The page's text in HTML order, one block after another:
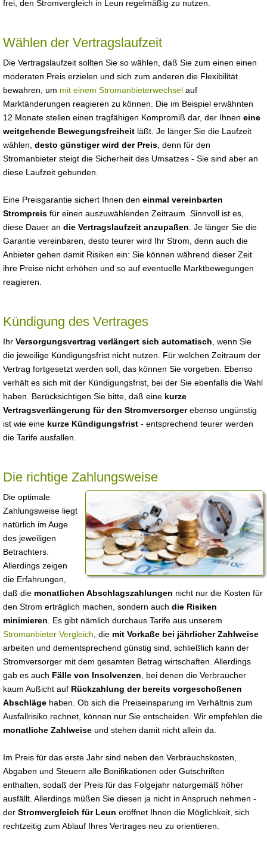
frei, den Stromvergleich in Leun regelmäßig zu nutzen.
Wählen der Vertragslaufzeit
Die Vertragslaufzeit sollten Sie so wählen, daß Sie zum einen einen
moderaten Preis erzielen und sich zum anderen die Flexibilität
bewahren, um mit einem Stromanbieterwechsel auf
Marktänderungen reagieren zu können. Die im Beispiel erwähnten
12 Monate stellen einen tragfähigen Kompromiß dar, der Ihnen eine
weitgehende Bewegungsfreiheit läßt. Je länger Sie die Laufzeit
wählen, desto günstiger wird der Preis , denn für den
Stromanbieter steigt die Sicherheit des Umsatzes - Sie sind aber an
diese Laufzeit gebunden.
Eine Preisgarantie sichert Ihnen den einmal vereinbarten
Strompreis für einen auszuwählenden Zeitraum. Sinnvoll ist es,
diese Dauer an die Vertragslaufzeit anzupaßen . Je länger Sie die
Garantie vereinbaren, desto teurer wird Ihr Strom, denn auch die
Anbieter gehen damit Risiken ein: Sie können während dieser Zeit
ihre Preise nicht erhöhen und so auf eventuelle Marktbewegungen
reagieren.
Kündigung des Vertrages
Ihr Versorgungsvertrag verlängert sich automatisch , wenn Sie
die jeweilige Kündigungsfrist nicht nutzen. Für welchen Zeitraum der
Vertrag fortgesetzt werden soll, das können Sie vorgeben. Ebenso
verhält es sich mit der Kündigungsfrist, bei der Sie ebenfalls die Wahl
haben. Berücksichtigen Sie bitte, daß eine kurze
Vertragsverlängerung für den Stromversorgerebenso ungünstig
ist wie eine kurze Kündigungsfrist - entsprechend teurer werden
die Tarife ausfallen.
Die richtige Zahlungsweise
Die optimale
Zahlungsweise liegt
natürlich im Auge
des jeweiligen
Betrachters.
Allerdings zeigen
die Erfahrungen,
daß die monatlichen Abschlagszahlungen nicht nur die Kosten für
den Strom erträglich machen, sondern auch die Risiken
minimieren . Es gibt nämlich durchaus Tarife aus unserem
Stromanbieter Vergleich , die mit Vorkaße bei jährlicher Zahlweise
arbeiten und dementsprechend günstig sind, schließlich kann der
Stromversorger mit dem gesamten Betrag wirtschaften. Allerdings
gab es auch Fälle von Insolvenzen , bei denen die Verbraucher
kaum Außicht auf Rückzahlung der bereits vorgeschoßenen
Abschläge haben. Ob sich die Preiseinsparung im Verhältnis zum
Ausfallrisiko rechnet, können nur Sie entscheiden. Wir empfehlen die
monatliche Zahlweise und stehen damit nicht allein da.
Im Preis für das erste Jahr sind neben den Verbrauchskosten,
Abgaben und Steuern alle Bonifikationen oder Gutschriften
enthalten, sodaß der Preis für das Folgejahr naturgemäß höher
ausfällt. Allerdings müßen Sie diesen ja nicht in Anspruch nehmen -
der Stromvergleich für Leun eröffnet Ihnen die Möglichkeit, sich
rechtzeitig zum Ablauf Ihres Vertrages neu zu orientieren.